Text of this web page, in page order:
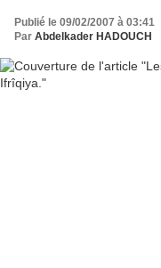
Publié le 09/02/2007 à 03:41
Par Abdelkader HADOUCH